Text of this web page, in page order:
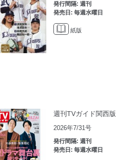
発行間隔: 週刊
発売日: 毎週水曜日
紙版
週刊TVガイド関西版
2026年7/31号
発行間隔: 週刊
発売日: 毎週水曜日